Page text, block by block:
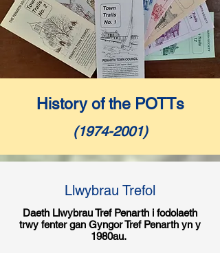
History of the POTTs
(1974-2001)
Llwybrau Trefol
Daeth Llwybrau Tref Penarth i fodolaeth
trwy fenter gan Gyngor Tref Penarth yn y
1980au.